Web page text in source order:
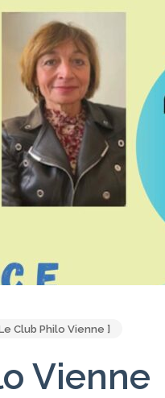
Club Philo Vienne ]
Vienne